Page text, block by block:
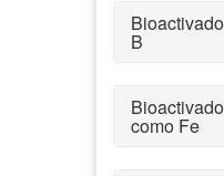
B
como Fe